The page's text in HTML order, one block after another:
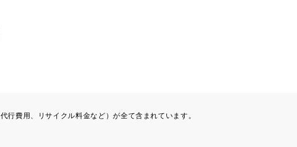
費用、リサイクル料金など）が全て含まれています。